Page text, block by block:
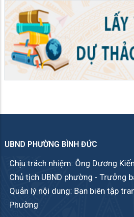
UBND PHƯỜNG BÌNH ĐỨC
Chịu trách nhiệm: Ông Dương
Chủ tịch UBND phường - Trưởng
Quản lý nội dung: Ban biên tập
Phường